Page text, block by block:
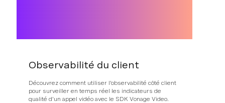
Observabilité du client
Découvrez comment utiliser l'observabilité côté client
pour surveiller en temps réel les indicateurs de
qualité d'un appel vidéo avec le SDK Vonage Video.